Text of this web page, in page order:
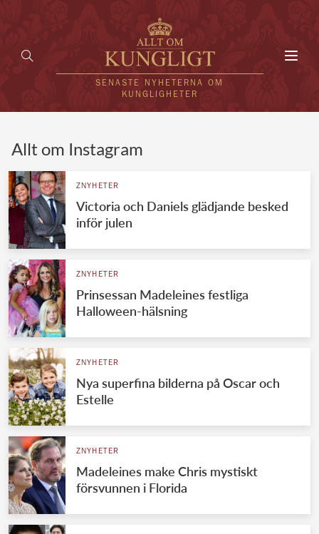
SENASTE NYHETERNA OM
KUNGLIGHETER
UTLÄNDSKT
VÄRLDENS KUNGAHUS
Svenska kungahuset
Brittiska kungahuset
Danska kungahuset
Spanska kungahuset
Jordanska kungahuset
Luxemburgska storhertighuset
Japanska kejsarhuset
REDAKTION
Allt om Instagram
ZNYHETER
Victoria och Daniels glädjande besked
inför julen
ZNYHETER
Prinsessan Madeleines festliga
Halloween-hälsning
ZNYHETER
Nya superfina bilderna på Oscar och
Estelle
ZNYHETER
Madeleines make Chris mystiskt
försvunnen i Florida